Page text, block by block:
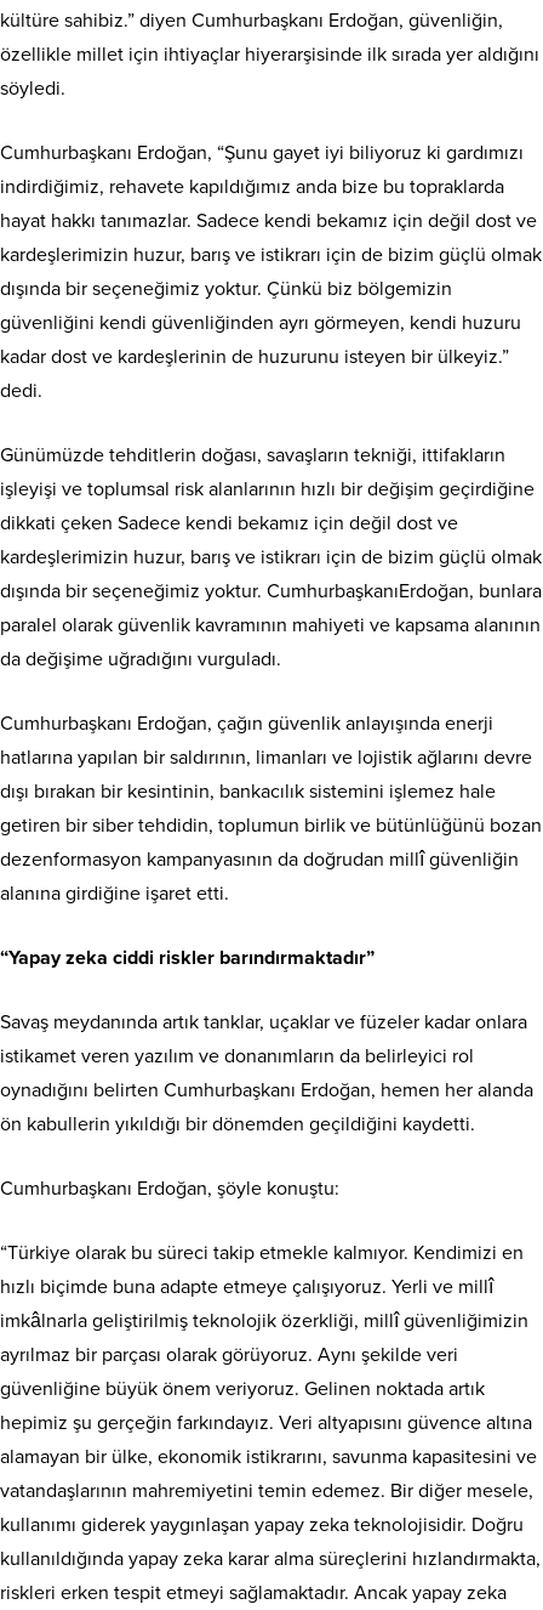
kültüre sahibiz.” diyen Cumhurbaşkanı Erdoğan, güvenliğin,
özellikle millet için ihtiyaçlar hiyerarşisinde ilk sırada yer aldığını
söyledi.
Cumhurbaşkanı Erdoğan, “Şunu gayet iyi biliyoruz ki gardımızı
indirdiğimiz, rehavete kapıldığımız anda bize bu topraklarda
hayat hakkı tanımazlar. Sadece kendi bekamız için değil dost ve
kardeşlerimizin huzur, barış ve istikrarı için de bizim güçlü olmak
dışında bir seçeneğimiz yoktur. Çünkü biz bölgemizin
güvenliğini kendi güvenliğinden ayrı görmeyen, kendi huzuru
kadar dost ve kardeşlerinin de huzurunu isteyen bir ülkeyiz.”
dedi.
Günümüzde tehditlerin doğası, savaşların tekniği, ittifakların
işleyişi ve toplumsal risk alanlarının hızlı bir değişim geçirdiğine
dikkati çeken Sadece kendi bekamız için değil dost ve
kardeşlerimizin huzur, barış ve istikrarı için de bizim güçlü olmak
dışında bir seçeneğimiz yoktur. CumhurbaşkanıErdoğan, bunlara
paralel olarak güvenlik kavramının mahiyeti ve kapsama alanının
da değişime uğradığını vurguladı.
Cumhurbaşkanı Erdoğan, çağın güvenlik anlayışında enerji
hatlarına yapılan bir saldırının, limanları ve lojistik ağlarını devre
dışı bırakan bir kesintinin, bankacılık sistemini işlemez hale
getiren bir siber tehdidin, toplumun birlik ve bütünlüğünü bozan
dezenformasyon kampanyasının da doğrudan millî güvenliğin
alanına girdiğine işaret etti.
“Yapay zeka ciddi riskler barındırmaktadır”
Savaş meydanında artık tanklar, uçaklar ve füzeler kadar onlara
istikamet veren yazılım ve donanımların da belirleyici rol
oynadığını belirten Cumhurbaşkanı Erdoğan, hemen her alanda
ön kabullerin yıkıldığı bir dönemden geçildiğini kaydetti.
Cumhurbaşkanı Erdoğan, şöyle konuştu:
“Türkiye olarak bu süreci takip etmekle kalmıyor. Kendimizi en
hızlı biçimde buna adapte etmeye çalışıyoruz. Yerli ve millî
imkâlnarla geliştirilmiş teknolojik özerkliği, millî güvenliğimizin
ayrılmaz bir parçası olarak görüyoruz. Aynı şekilde veri
güvenliğine büyük önem veriyoruz. Gelinen noktada artık
hepimiz şu gerçeğin farkındayız. Veri altyapısını güvence altına
alamayan bir ülke, ekonomik istikrarını, savunma kapasitesini ve
vatandaşlarının mahremiyetini temin edemez. Bir diğer mesele,
kullanımı giderek yaygınlaşan yapay zeka teknolojisidir. Doğru
kullanıldığında yapay zeka karar alma süreçlerini hızlandırmakta,
riskleri erken tespit etmeyi sağlamaktadır. Ancak yapay zeka